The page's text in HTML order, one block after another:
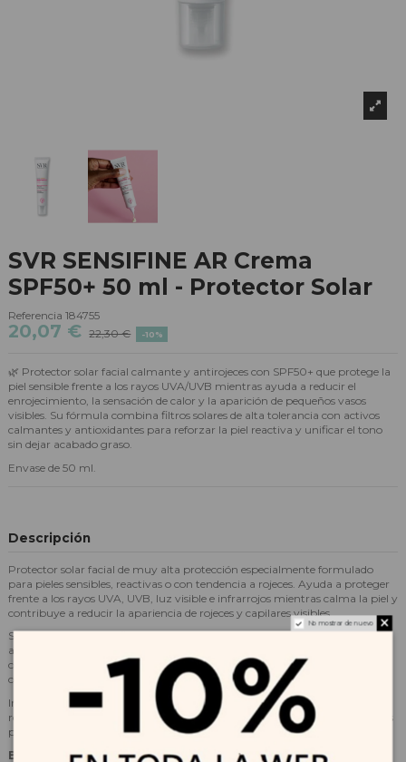
SVR SENSIFINE AR Crema
SPF50+ 50 ml - Protector Solar
Referencia 184755
20,07 € 22,30 € -10%
🌿 Protector solar facial calmante y antirojeces con SPF50+ que protege la
piel sensible frente a los rayos UVA/UVB mientras ayuda a reducir el
enrojecimiento, la sensación de calor y la aparición de pequeños vasos
visibles. Su fórmula combina filtros solares de alta tolerancia con activos
calmantes y antioxidantes para reforzar la piel reactiva y unificar el tono
sin dejar acabado graso.
Envase de 50 ml.
Descripción
Protector solar facial de muy alta protección especialmente formulado
para pieles sensibles, reactivas o con tendencia a rojeces. Ayuda a proteger
frente a los rayos UVA, UVB, luz visible e infrarrojos mientras calma la piel y
contribuye a reducir la apariencia de rojeces y capilares visibles.
Su fórmula combina filtros solares fotoestables con activos calmantes y
antioxidantes que ayudan a reforzar la barrera cutánea y mejorar el
confort de la piel. Presenta una textura ligera, sin perfume y no
comedogénica, adecuada para el uso diario.
Indicado para piel sensible, reactiva o con tendencia a rojeces, cuperosis y
rosácea. Apto para piel con vasos visibles, manchas y piel sensibilizada tras
procedimientos dermatológicos.
BENEFICIOS
No mostrar de nuevo